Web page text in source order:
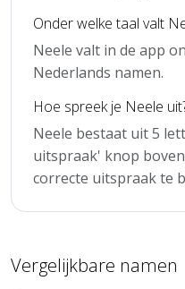
Onder welke taal valt
Neele valt in de app
Nederlands namen.
Hoe spreek je Neele
Neele bestaat uit 5
uitspraak' knop
correcte uitspraak te
Vergelijkbare namen